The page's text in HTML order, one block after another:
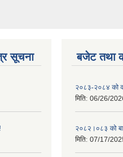
सूचना बजेट तथा
२०८३-२०८४ को
मिति: 06/26/
२०८२।०८३ को
मिति: 07/17/